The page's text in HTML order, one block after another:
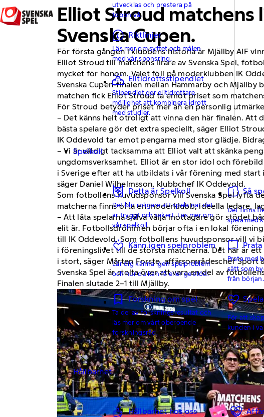
utvecklas och prestera på
toppnivå.
Riktlinjer
Läs mer om syftet och målen
med vår sponsring.
Elitidrottsstipendiet
Stipendiet ger elitidrottare
möjlighet att kombinera idrott
med studier.
Spelkoll
Detta är Spelkoll
Det blir roligare att spela när det
är tryggt och säkert. Läs mer om
vår spelkoll.
Så
Det finns
spela med
Känn igen spelproblem
Lär dig känna igen spelproblem
och hur du kan få eller ge stöd.
Prata med
sätt som
från början.
Forskning om spel
Ta del av forskningsresultat och
läs mer om vårt oberoende
forskningsråd.
För att
kunden i
Hållbarhet
Hållbarhet hos oss
Elliot Stroud
Svenska Cupen.
För första gången i klubbens historia är Mjällby AIF
Elliot Stroud till matchens lirare av Svenska Spel,
mycket för honom. Valet föll på moderklubben IK
Svenska Cupen-finalen mellan Hammarby och
matchen fick Elliot Stroud ta emot priset som
För Stroud betyder priset mer än en personlig
– Det känns helt otroligt att vinna den här finalen. Att
bästa spelare gör det extra speciellt, säger Elliot
IK Oddevold tar emot pengarna med stor glädje.
– Vi är väldigt tacksamma att Elliot valt att skänka
ungdomsverksamhet. Elliot är en stor idol och
i Sverige efter att ha utbildats i vår förening med start
säger Daniel Wilhelmsson, klubbchef IK Oddevold.
Som fotbollens huvudsponsor vill Svenska Spel lyfta
matcherna finns ofta en moderklubb, ideella ledare,
– Att låta spelarna själva välja mottagare gör stödet
elit är. Fotbollsdrömmen börjar ofta i en lokal
till IK Oddevold. Som fotbollens huvudsponsor vill vi
i föreningslivet till de största matcherna. Det här är
i stort, säger Mårten Forste, affärsområdeschef Sport
Svenska Spel är stolta över att vara en del av
Finalen slutade 2–1 till Mjällby.